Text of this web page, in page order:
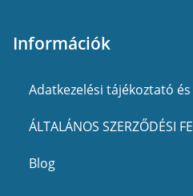
Információk
Adatkezelési tájékoztató
ÁLTALÁNOS SZERZŐDÉSI
Blog